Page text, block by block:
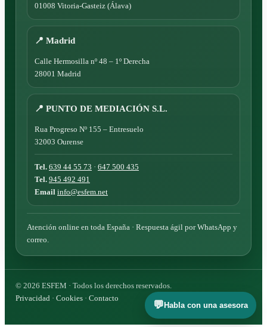
💬 Habla con una asesora
01008 Vitoria-Gasteiz (Álava)
📍 Madrid
Calle Hermosilla nº 48 – 1º Derecha
28001 Madrid
📍 PUNTO DE MEDIACIÓN S.L.
Rua Progreso Nº 155 – Entresuelo
32003 Ourense
Tel. 639 44 55 73 · 647 500 435
Tel. 945 492 491
Email info@esfem.net
Atención online en toda España · Respuesta ágil por WhatsApp y
correo.
© 2026 ESFEM · Todos los derechos reservados.
Privacidad · Cookies · Contacto